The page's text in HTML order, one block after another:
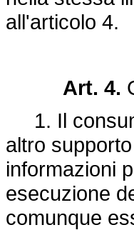
all'articolo 4.
Art. 4.
1. Il
altro
informazioni
esecuzione
comunque